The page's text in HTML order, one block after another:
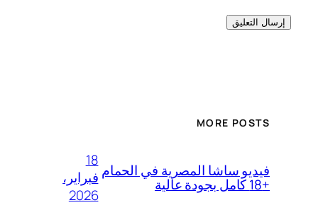
MORE POSTS
فيديو ساشا المصرية في الحمام
+18 كامل بجودة عالية
18
فبراير،
2026